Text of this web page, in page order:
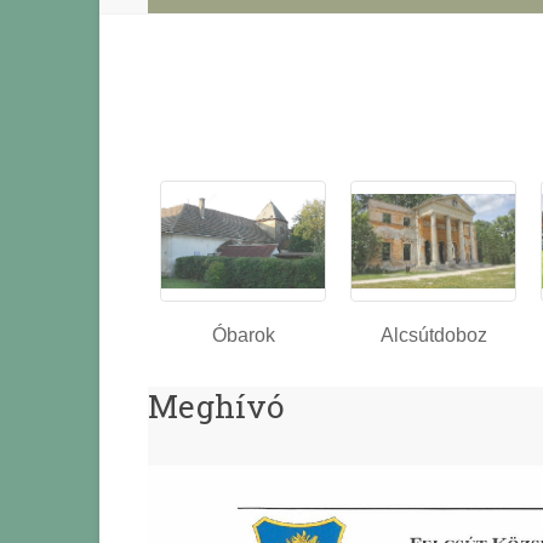
Óbarok Alcsútdoboz
Meghívó